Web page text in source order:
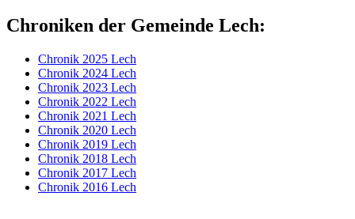
Chroniken der Gemeinde Lech:
Chronik 2025 Lech
Chronik 2024 Lech
Chronik 2023 Lech
Chronik 2022 Lech
Chronik 2021 Lech
Chronik 2020 Lech
Chronik 2019 Lech
Chronik 2018 Lech
Chronik 2017 Lech
Chronik 2016 Lech